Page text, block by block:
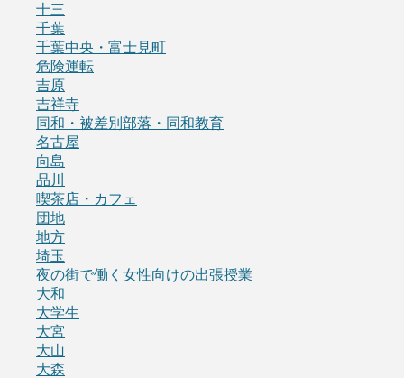
十三
千葉
千葉中央・富士見町
危険運転
吉原
吉祥寺
同和・被差別部落・同和教育
名古屋
向島
品川
喫茶店・カフェ
団地
地方
埼玉
夜の街で働く女性向けの出張授業
大和
大学生
大宮
大山
大森